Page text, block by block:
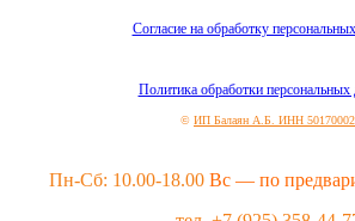
Согласие на обработку
Политика обработки персональных
© ИП Балаян А.Б. ИНН
Пн-Сб: 10.00-18.00 Вс — по